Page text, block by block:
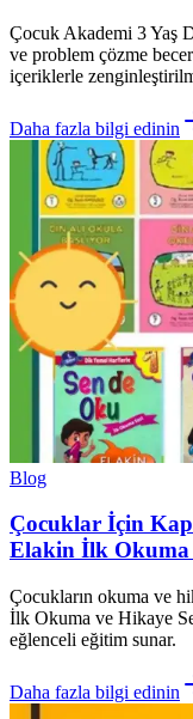
Çocuk Akademi 3 Yaş
ve problem çözme
içeriklerle
Daha fazla bilgi edinin
Blog
Çocuklar İçin
Elakin İlk Okuma
Çocukların okuma ve
İlk Okuma ve Hikaye
eğlenceli eğitim sunar.
Daha fazla bilgi edinin